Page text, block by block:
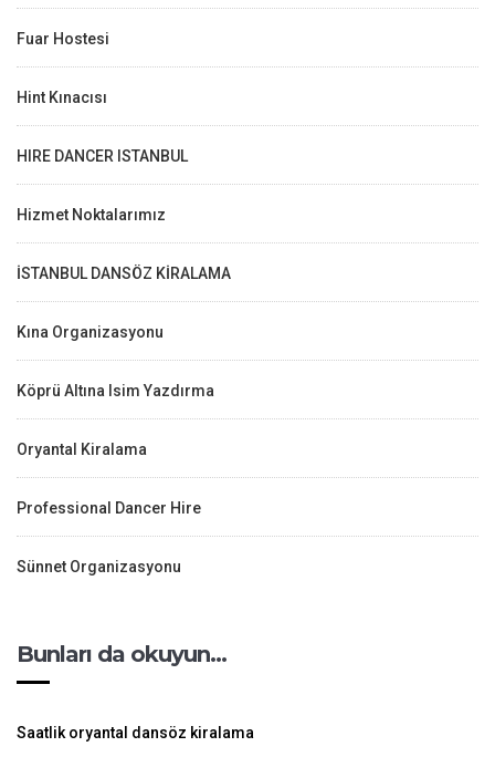
Fuar Hostesi
Hint Kınacısı
HIRE DANCER ISTANBUL
Hizmet Noktalarımız
İSTANBUL DANSÖZ KİRALAMA
Kına Organizasyonu
Köprü Altına Isim Yazdırma
Oryantal Kiralama
Professional Dancer Hire
Sünnet Organizasyonu
Bunları da okuyun…
Saatlik oryantal dansöz kiralama